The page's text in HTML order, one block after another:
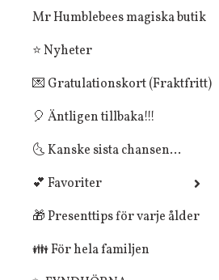
Mr Humblebees magiska butik
⭐ Nyheter
💌 Gratulationskort (Fraktfritt)
🎈 Äntligen tillbaka!!!
🌜 Kanske sista chansen...
💕 Favoriter
🎁 Presenttips för varje ålder
👪 För hela familjen